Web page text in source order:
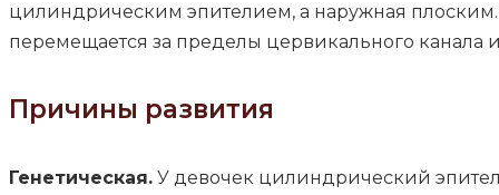
цилиндрическим эпителием, а наружная
перемещается за пределы цервикального канала
Причины развития
Генетическая. У девочек цилиндрический